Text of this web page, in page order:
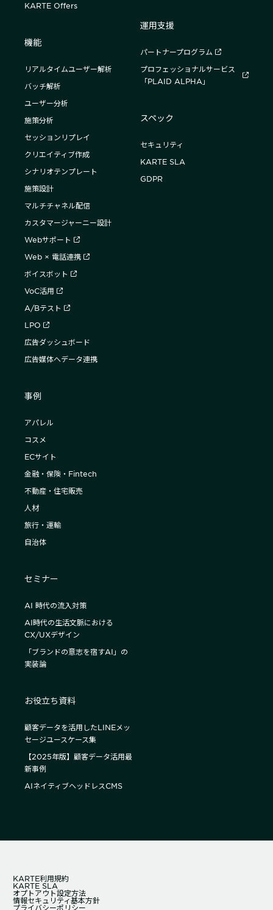
KARTE Offers
機能
リアルタイムユーザー解析
バッチ解析
ユーザー分析
施策分析
セッションリプレイ
クリエイティブ作成
シナリオテンプレート
施策設計
マルチチャネル配信
カスタマージャーニー設計
Webサポート
Web × 電話連携
ボイスボット
VoC活用
A/Bテスト
LPO
広告ダッシュボード
広告媒体へデータ連携
事例
アパレル
コスメ
ECサイト
金融・保険・Fintech
不動産・住宅販売
人材
旅行・運輸
自治体
セミナー
AI 時代の流入対策
AI時代の生活文脈における
CX/UXデザイン
「ブランドの意志を宿すAI」の
実装論
お役立ち資料
顧客データを活用したLINEメッ
セージユースケース集
【2025年版】顧客データ活用最
新事例
AIネイティブヘッドレスCMS
運用支援
パートナープログラム
プロフェッショナルサービス
「PLAID ALPHA」
スペック
セキュリティ
KARTE SLA
GDPR
KARTE利用規約
KARTE SLA
オプトアウト設定方法
情報セキュリティ基本方針
プライバシーポリシー